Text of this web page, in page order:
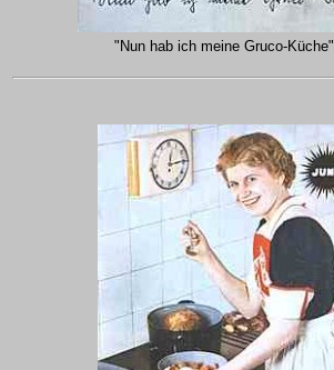
"Nun hab ich meine Gruco-Küche"